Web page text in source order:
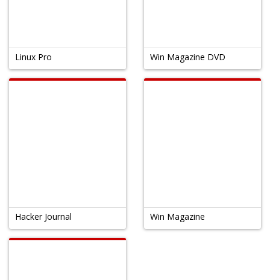
Linux Pro Win Magazine DVD
Hacker Journal Win Magazine